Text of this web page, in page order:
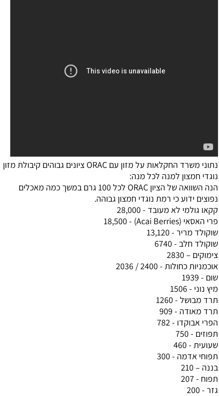
נתוני משרד החקלאות על מזון עם ORAC ציונים גבוהים קיבולת מזון
נוגדי חמצון למנה לכל מנה:
הנה השוואה של הציון ORAC לכל 100 גרם במשך כמה מאכלים
נפוצים ידוע כי רמת נוגדי חמצון גבוהה.
קקאו גולמי לא מעובד - 28,000
פרי האסאי (Acai Berries) - 18,500
שוקולד מריר - 13,120
שוקולד חלב - 6740
צימוקים – 2830
אוכמניות כחולות - 2400 / 2036
שום - 1939
מיץ נוני - 1506
תרד מבושל - 1260
תרד מאודה - 909
הפרי אבוקדו - 782
תפוזים - 750
שעועית - 460
תפוחי אדמה - 300
בננה – 210
תפוח - 207
גזר - 200